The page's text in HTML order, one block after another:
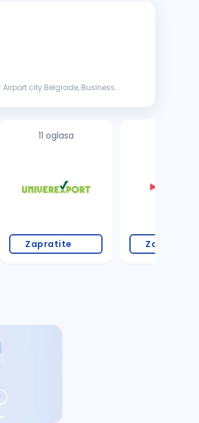
city Belgrade, Business
11 oglasa
Zapratite Zapratite